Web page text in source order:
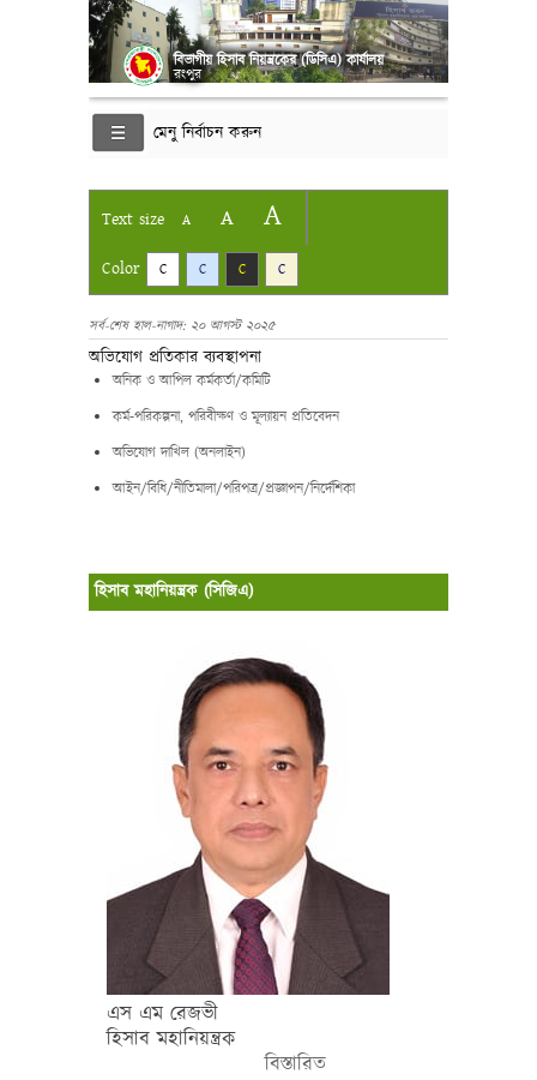
বিভাগীয় হিসাব নিয়ন্ত্রকের (ডিসিএ) কার্যালয়
রংপুর
মেনু নির্বাচন করুন
Text size A A A
Color C C C C
সর্ব-শেষ হাল-নাগাদ: ২০ আগস্ট ২০২৫
অভিযোগ প্রতিকার ব্যবস্থাপনা
অনিক ও আপিল কর্মকর্তা/কমিটি
কর্ম-পরিকল্পনা, পরিবীক্ষণ ও মূল্যায়ন প্রতিবেদন
অভিযোগ দাখিল (অনলাইন)
আইন/বিধি/নীতিমালা/পরিপত্র/প্রজ্ঞাপন/নির্দেশিকা
হিসাব মহানিয়ন্ত্রক (সিজিএ)
এস এম রেজভী
হিসাব মহানিয়ন্ত্রক
বিস্তারিত